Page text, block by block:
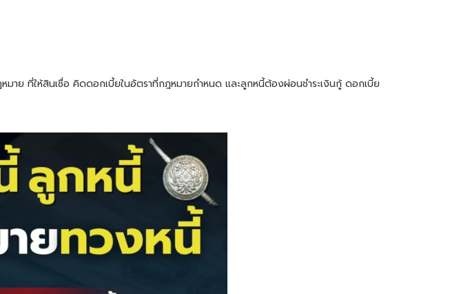
าย ที่ให้สินเชื่อ คิดดอกเบี้ยในอัตราที่กฎหมายกำหนด และลูกหนี้ต้องผ่อนชำระเงินกู้ ดอกเบี้ย